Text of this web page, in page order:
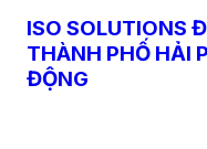
ISO SOLUTIONS
THÀNH PHỐ HẢI
ĐỘNG